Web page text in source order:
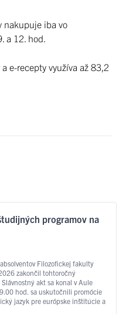
nakupuje iba vo
a 12. hod.
e-recepty využíva až 83,2
programov na
Filozofickej fakulty
zakončil tohtoročný
akt sa konal v Aule
hod. sa uskutočnili promócie
jazyk pre európske inštitúcie a